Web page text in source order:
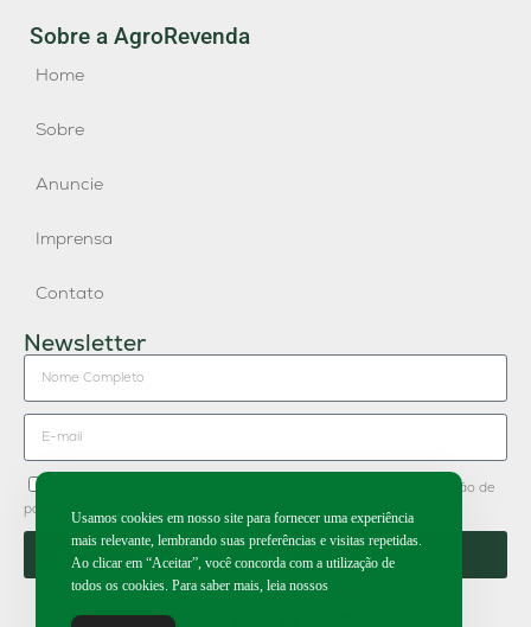
Sobre a AgroRevenda
Home
Sobre
Anuncie
Imprensa
Contato
Newsletter
Concordo em receber newsletter do Grupo Publique e divulgação de
parceiros.
Enviar
Usamos cookies em nosso site para fornecer uma experiência
mais relevante, lembrando suas preferências e visitas repetidas.
Ao clicar em “Aceitar”, você concorda com a utilização de
todos os cookies. Para saber mais, leia nossos